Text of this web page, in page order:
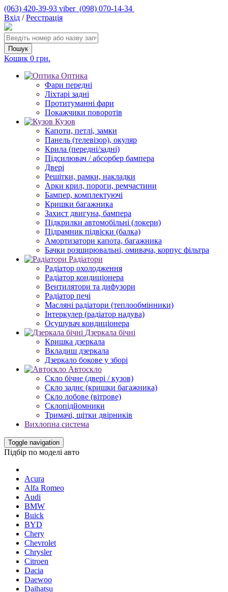
(063) 420-39-93 viber (098) 070-14-34
Вхід /Реєстрація
Кошик 0 грн.
Оптика
Фари передні
Ліхтарі задні
Протитуманні фари
Покажчики поворотів
Кузов
Капоти, петлі, замки
Панель (телевізор), окуляр
Крила (передні/задні)
Підсилювач / абсорбер бампера
Двері
Решітки, рамки, накладки
Арки крил, пороги, ремчастини
Бампер, комплектуючі
Кришки багажника
Захист двигуна, бампера
Підкрилки автомобільні (локери)
Підрамник підвіски (балка)
Амортизатори капота, багажника
Бачки розширювальні, омивача, корпус фільтра
Радіатори
Радіатор охолодження
Радіатор кондиціонера
Вентилятори та дифузори
Радіатор печі
Масляні радіатори (теплообмінники)
Інтеркулер (радіатор надува)
Осушувач кондиціонера
Дзеркала бічні
Кришка дзеркала
Вкладиш дзеркала
Дзеркало бокове у зборі
Автоскло
Скло бічне (двері / кузов)
Скло заднє (кришки багажника)
Скло лобове (вітрове)
Склопідйомники
Тримачі, щітки двірників
Вихлопна система
Toggle navigation
Підбір по моделі авто
Acura
Alfa Romeo
Audi
BMW
Buick
BYD
Chery
Chevrolet
Chrysler
Citroen
Dacia
Daewoo
Daihatsu